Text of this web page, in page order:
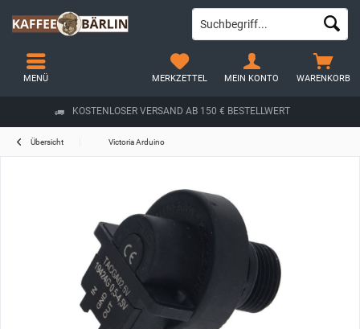
KOSTENLOSER VERSAND AB 150 € BESTELLWERT
WARENKORB
MERKZETTEL MEIN KONTO
MENÜ
Übersicht Victoria Arduino